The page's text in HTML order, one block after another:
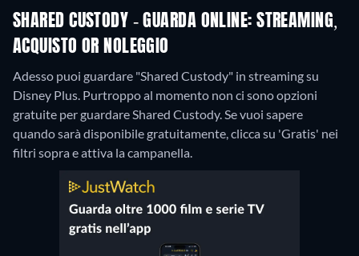
SHARED CUSTODY - GUARDA ONLINE: STREAMING,
ACQUISTO OR NOLEGGIO
Adesso puoi guardare "Shared Custody" in streaming su
Disney Plus. Purtroppo al momento non ci sono opzioni
gratuite per guardare Shared Custody. Se vuoi sapere
quando sarà disponibile gratuitamente, clicca su 'Gratis' nei
filtri sopra e attiva la campanella.